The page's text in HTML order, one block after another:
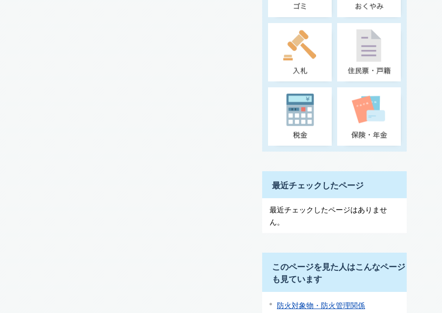
最近チェックしたページ
最近チェックしたページはありませ
ん。
このページを見た人はこんなページ
も見ています
防火対象物・防火管理関係